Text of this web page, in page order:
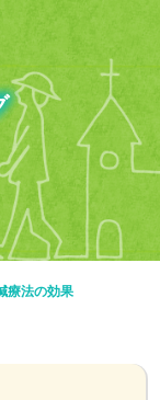
療法の効果